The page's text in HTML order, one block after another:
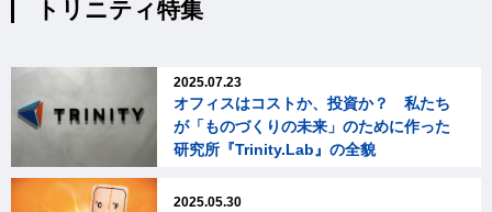
トリニティ特集
2025.07.23
オフィスはコストか、投資か？ 私たち
が「ものづくりの未来」のために作った
研究所『Trinity.Lab』の全貌
2025.05.30